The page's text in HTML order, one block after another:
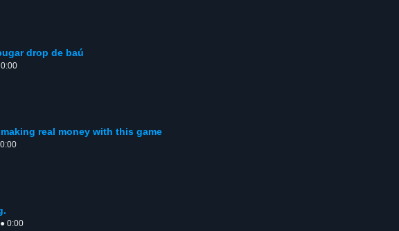
drop de baú
real money with this game
● 0:00